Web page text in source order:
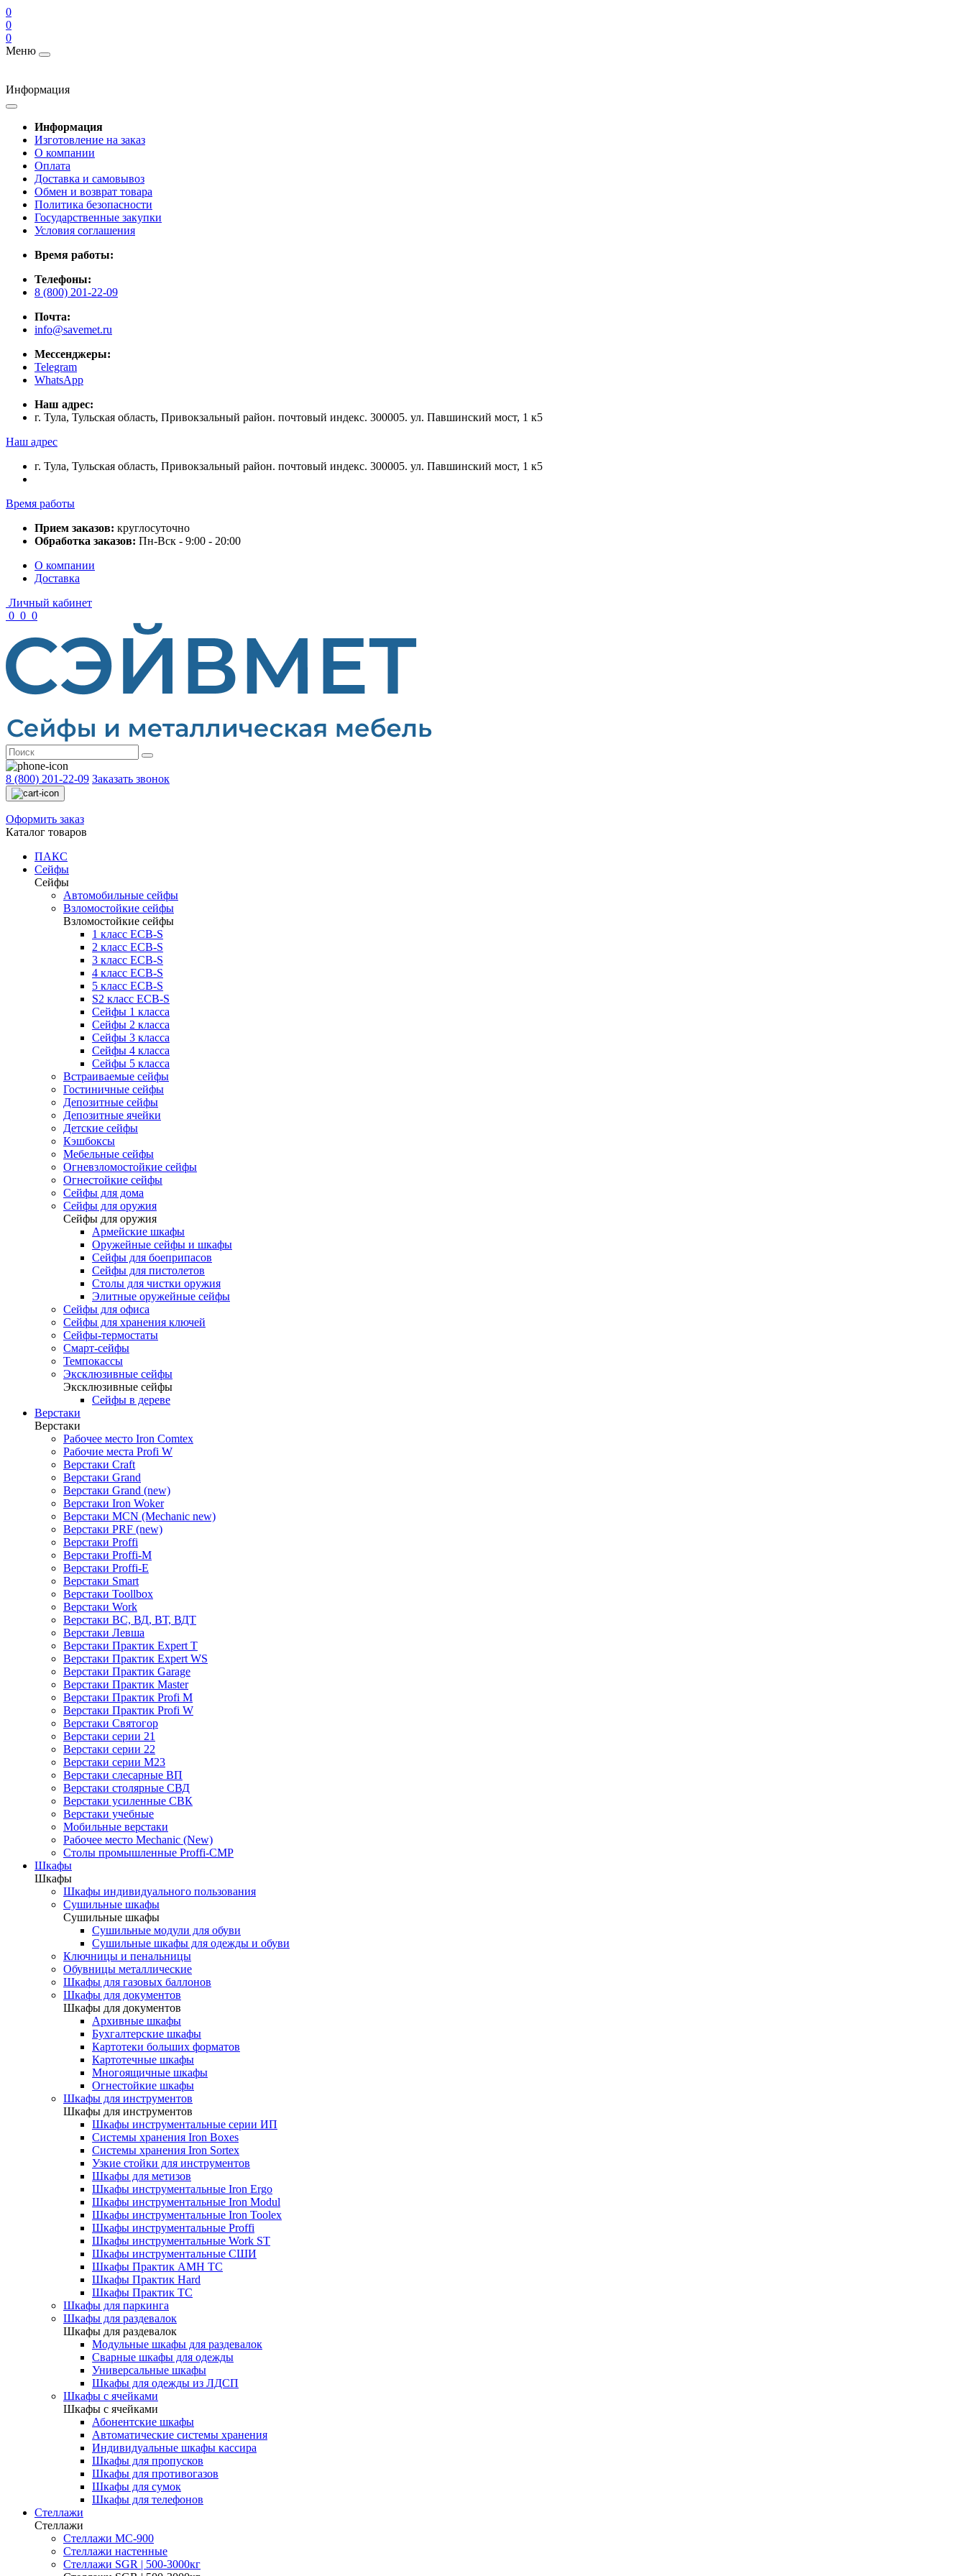
0
0
0
Меню
Информация
Информация
Изготовление на заказ
О компании
Оплата
Доставка и самовывоз
Обмен и возврат товара
Политика безопасности
Государственные закупки
Условия соглашения
Время работы:
Телефоны:
8 (800) 201-22-09
Почта:
info@savemet.ru
Мессенджеры:
Telegram
WhatsApp
Наш адрес:
г. Тула, Тульская область, Привокзальный район. почтовый индекс. 300005. ул. Павшинский мост, 1 к5
Наш адрес
г. Тула, Тульская область, Привокзальный район. почтовый индекс. 300005. ул. Павшинский мост, 1 к5
Время работы
Прием заказов: круглосуточно
Обработка заказов: Пн-Вск - 9:00 - 20:00
О компании
Доставка
Личный кабинет
0 0 0
8 (800) 201-22-09 Заказать звонок
Оформить заказ
Каталог товаров
ПАКС
Сейфы
Сейфы
Автомобильные сейфы
Взломостойкие сейфы
Взломостойкие сейфы
1 класс ECB-S
2 класс ECB-S
3 класс ECB-S
4 класс ECB-S
5 класс ECB-S
S2 класс ECB-S
Сейфы 1 класса
Сейфы 2 класса
Сейфы 3 класса
Сейфы 4 класса
Сейфы 5 класса
Встраиваемые сейфы
Гостиничные сейфы
Депозитные сейфы
Депозитные ячейки
Детские сейфы
Кэшбоксы
Мебельные сейфы
Огневзломостойкие сейфы
Огнестойкие сейфы
Сейфы для дома
Сейфы для оружия
Сейфы для оружия
Армейские шкафы
Оружейные сейфы и шкафы
Сейфы для боеприпасов
Сейфы для пистолетов
Столы для чистки оружия
Элитные оружейные сейфы
Сейфы для офиса
Сейфы для хранения ключей
Сейфы-термостаты
Смарт-сейфы
Темпокассы
Эксклюзивные сейфы
Эксклюзивные сейфы
Сейфы в дереве
Верстаки
Верстаки
Рабочее место Iron Comtex
Рабочие места Profi W
Верстаки Craft
Верстаки Grand
Верстаки Grand (new)
Верстаки Iron Woker
Верстаки MCN (Mechanic new)
Верстаки PRF (new)
Верстаки Proffi
Верстаки Proffi-M
Верстаки Proffi-Е
Верстаки Smart
Верстаки Toollbox
Верстаки Work
Верстаки ВС, ВД, ВТ, ВДТ
Верстаки Левша
Верстаки Практик Expert T
Верстаки Практик Expert WS
Верстаки Практик Garage
Верстаки Практик Master
Верстаки Практик Profi M
Верстаки Практик Profi W
Верстаки Святогор
Верстаки серии 21
Верстаки серии 22
Верстаки серии М23
Верстаки слесарные ВП
Верстаки столярные СВД
Верстаки усиленные СВК
Верстаки учебные
Мобильные верстаки
Рабочее место Mechanic (New)
Столы промышленные Proffi-CMP
Шкафы
Шкафы
Шкафы индивидуального пользования
Cушильные шкафы
Cушильные шкафы
Сушильные модули для обуви
Сушильные шкафы для одежды и обуви
Ключницы и пенальницы
Обувницы металлические
Шкафы для газовых баллонов
Шкафы для документов
Шкафы для документов
Архивные шкафы
Бухгалтерские шкафы
Картотеки больших форматов
Картотечные шкафы
Многоящичные шкафы
Огнестойкие шкафы
Шкафы для инструментов
Шкафы для инструментов
Шкафы инструментальные серии ИП
Системы хранения Iron Boxes
Системы хранения Iron Sortex
Узкие стойки для инструментов
Шкафы для метизов
Шкафы инструментальные Iron Ergo
Шкафы инструментальные Iron Modul
Шкафы инструментальные Iron Toolex
Шкафы инструментальные Proffi
Шкафы инструментальные Work ST
Шкафы инструментальные СШИ
Шкафы Практик AMH TC
Шкафы Практик Hard
Шкафы Практик TC
Шкафы для паркинга
Шкафы для раздевалок
Шкафы для раздевалок
Модульные шкафы для раздевалок
Сварные шкафы для одежды
Универсальные шкафы
Шкафы для одежды из ЛДСП
Шкафы с ячейками
Шкафы с ячейками
Абонентские шкафы
Автоматические системы хранения
Индивидуальные шкафы кассира
Шкафы для пропусков
Шкафы для противогазов
Шкафы для сумок
Шкафы для телефонов
Стеллажи
Стеллажи
Стеллажи МС-900
Стеллажи настенные
Cтеллажи SGR | 500-3000кг